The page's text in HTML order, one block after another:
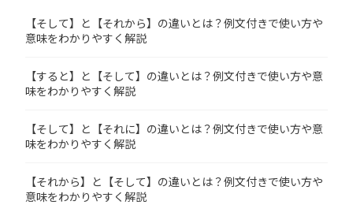
【そして】と【それから】の違いとは？例文付きで使い方や
意味をわかりやすく解説
【すると】と【そして】の違いとは？例文付きで使い方や意
味をわかりやすく解説
【そして】と【それに】の違いとは？例文付きで使い方や意
味をわかりやすく解説
【それから】と【そして】の違いとは？例文付きで使い方や
意味をわかりやすく解説